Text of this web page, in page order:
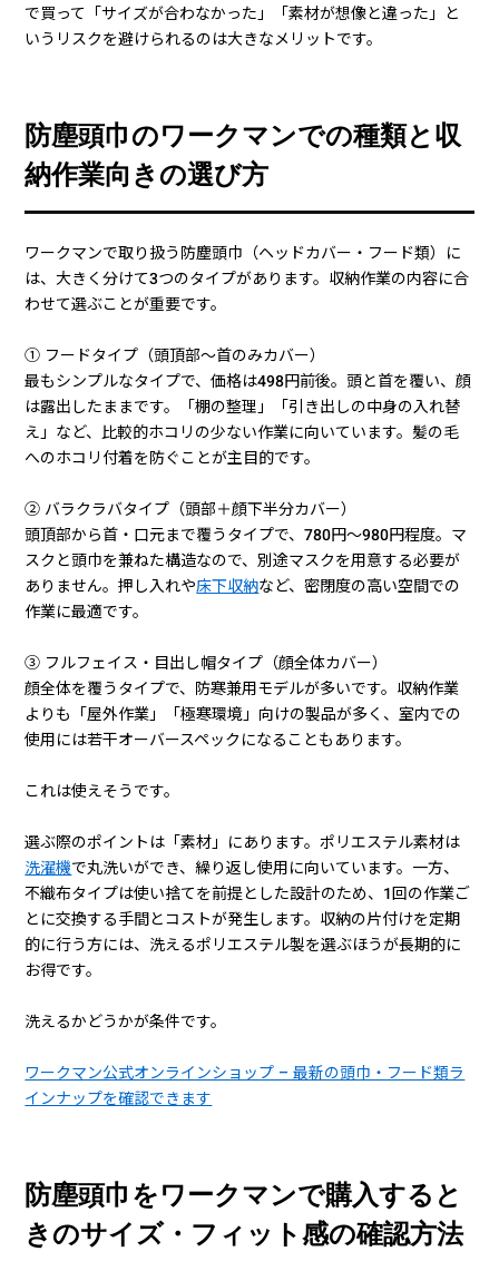
で買って「サイズが合わなかった」「素材が想像と違った」と
いうリスクを避けられるのは大きなメリットです。
防塵頭巾のワークマンでの種類と収
納作業向きの選び方
ワークマンで取り扱う防塵頭巾（ヘッドカバー・フード類）に
は、大きく分けて3つのタイプがあります。収納作業の内容に合
わせて選ぶことが重要です。
① フードタイプ（頭頂部〜首のみカバー）
最もシンプルなタイプで、価格は498円前後。頭と首を覆い、顔
は露出したままです。「棚の整理」「引き出しの中身の入れ替
え」など、比較的ホコリの少ない作業に向いています。髪の毛
へのホコリ付着を防ぐことが主目的です。
② バラクラバタイプ（頭部＋顔下半分カバー）
頭頂部から首・口元まで覆うタイプで、780円〜980円程度。マ
スクと頭巾を兼ねた構造なので、別途マスクを用意する必要が
ありません。押し入れや床下収納など、密閉度の高い空間での
作業に最適です。
③ フルフェイス・目出し帽タイプ（顔全体カバー）
顔全体を覆うタイプで、防寒兼用モデルが多いです。収納作業
よりも「屋外作業」「極寒環境」向けの製品が多く、室内での
使用には若干オーバースペックになることもあります。
これは使えそうです。
選ぶ際のポイントは「素材」にあります。ポリエステル素材は
洗濯機で丸洗いができ、繰り返し使用に向いています。一方、
不織布タイプは使い捨てを前提とした設計のため、1回の作業ご
とに交換する手間とコストが発生します。収納の片付けを定期
的に行う方には、洗えるポリエステル製を選ぶほうが長期的に
お得です。
洗えるかどうかが条件です。
ワークマン公式オンラインショップ – 最新の頭巾・フード類ラ
インナップを確認できます
防塵頭巾をワークマンで購入すると
きのサイズ・フィット感の確認方法